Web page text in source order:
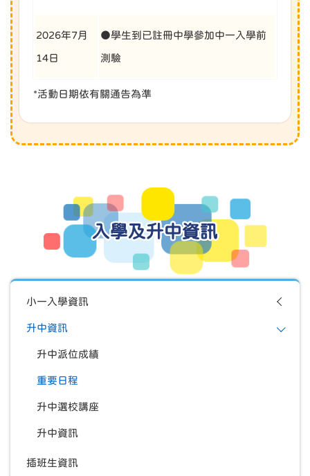
2026年7月
14日
●學生到已註冊中學參加中一入學前
測驗
*活動日期依有關通告為準
入學及升中資訊
小一入學資訊
升中資訊
升中派位成績
重要日程
升中選校講座
升中資訊
插班生資訊